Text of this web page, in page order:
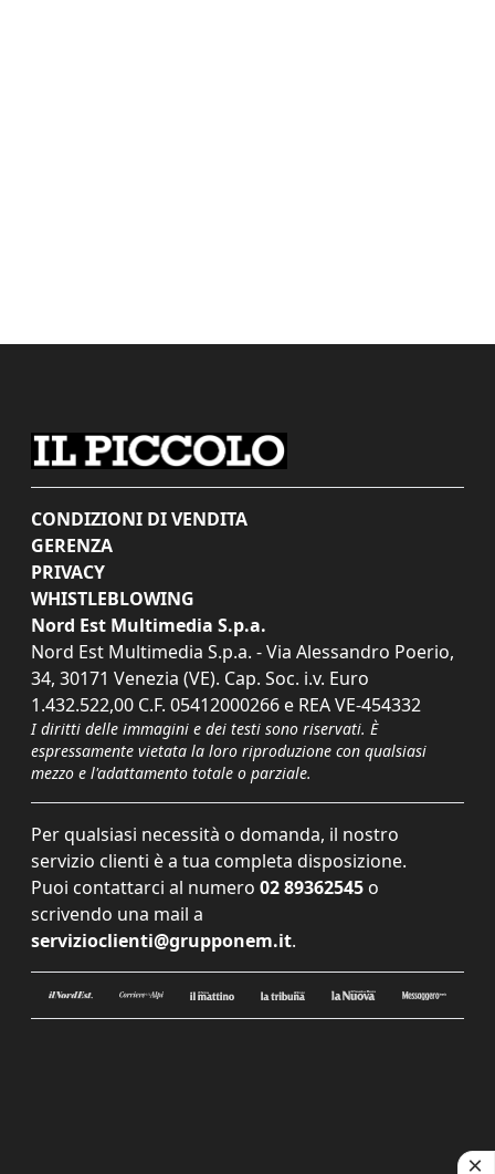
CONDIZIONI DI VENDITA
GERENZA
PRIVACY
WHISTLEBLOWING
Nord Est Multimedia S.p.a.
Nord Est Multimedia S.p.a. - Via Alessandro Poerio,
34, 30171 Venezia (VE). Cap. Soc. i.v. Euro
1.432.522,00 C.F. 05412000266 e REA VE-454332
I diritti delle immagini e dei testi sono riservati. È
espressamente vietata la loro riproduzione con qualsiasi
mezzo e l'adattamento totale o parziale.
Per qualsiasi necessità o domanda, il nostro
servizio clienti è a tua completa disposizione.
Puoi contattarci al numero 02 89362545 o
scrivendo una mail a
servizioclienti@grupponem.it.